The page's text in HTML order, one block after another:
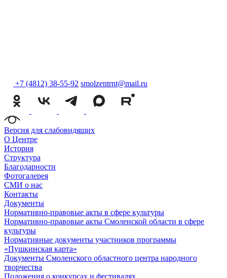
+7 (4812) 38-55-92 smolzentrnt@mail.ru
Версия для слабовидящих
О Центре
История
Структура
Благодарности
Фотогалерея
СМИ о нас
Контакты
Документы
Нормативно-правовые акты в сфере культуры
Нормативно-правовые акты Смоленской области в сфере
культуры
Нормативные документы участников программы
«Пушкинская карта»
Документы Смоленского областного центра народного
творчества
Положения о конкурсах и фестивалях